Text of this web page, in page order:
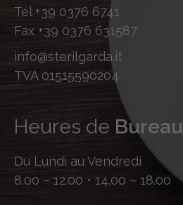
Tel +39 0376 6741
Fax +39 0376 631587
info@sterilgarda.it
TVA 01515590204
Heures de Bureau
Du Lundi au Vendredi
8.00 – 12.00 • 14.00 – 18.00